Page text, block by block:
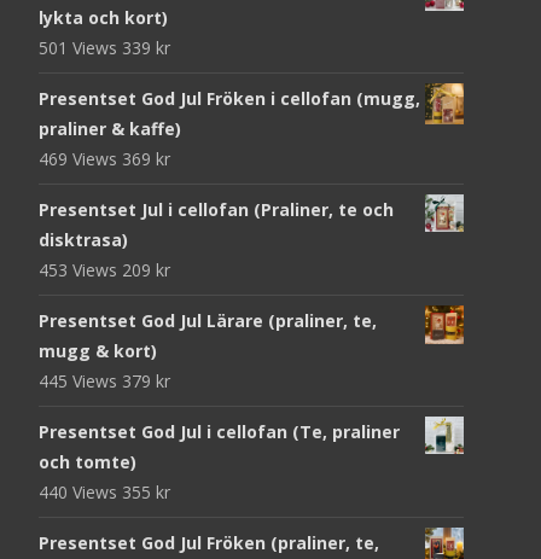
lykta och kort)
501 Views 339 kr
Presentset God Jul Fröken i cellofan (mugg,
praliner & kaffe)
469 Views 369 kr
Presentset Jul i cellofan (Praliner, te och
disktrasa)
453 Views 209 kr
Presentset God Jul Lärare (praliner, te,
mugg & kort)
445 Views 379 kr
Presentset God Jul i cellofan (Te, praliner
och tomte)
440 Views 355 kr
Presentset God Jul Fröken (praliner, te,